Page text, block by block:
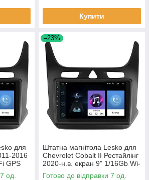
Купити
для
2016
GPS
7 шт.
од.
–23%
Штатна магнітола Lesko для
Chevrolet Cobalt II Рестайлінг
2020-н.в. екран 9" 1/16Gb Wi-
Fi GPS Base 7 шт.
Готово до відправки 7 од.